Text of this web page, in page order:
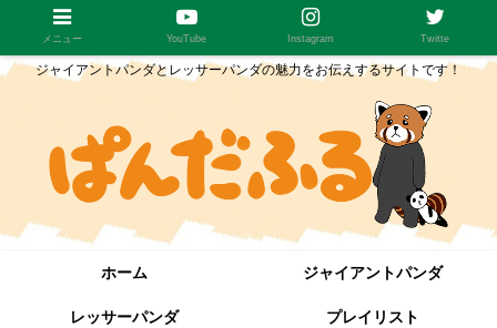
ジャイアントパンダとレッサーパンダの魅力をお伝えするサイトです！
ホーム ジャイアントパンダ
レッサーパンダ プレイリスト
メニュー YouTube Instagram Twitte